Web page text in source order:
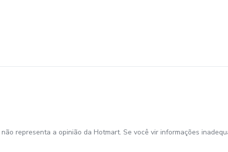
representa a opinião da Hotmart. Se você vir informações